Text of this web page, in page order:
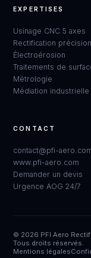
EXPERTISES
Usinage CNC 5 axes
Rectification précision
Électroérosion
Traitements de
Métrologie
Médiation industrielle
CONTACT
contact@pfi-
www.pfi-aero.com
Demander un devis
Urgence AOG 24/7
© 2026 PFI Aero
Tous droits réservés.
Mentions légales